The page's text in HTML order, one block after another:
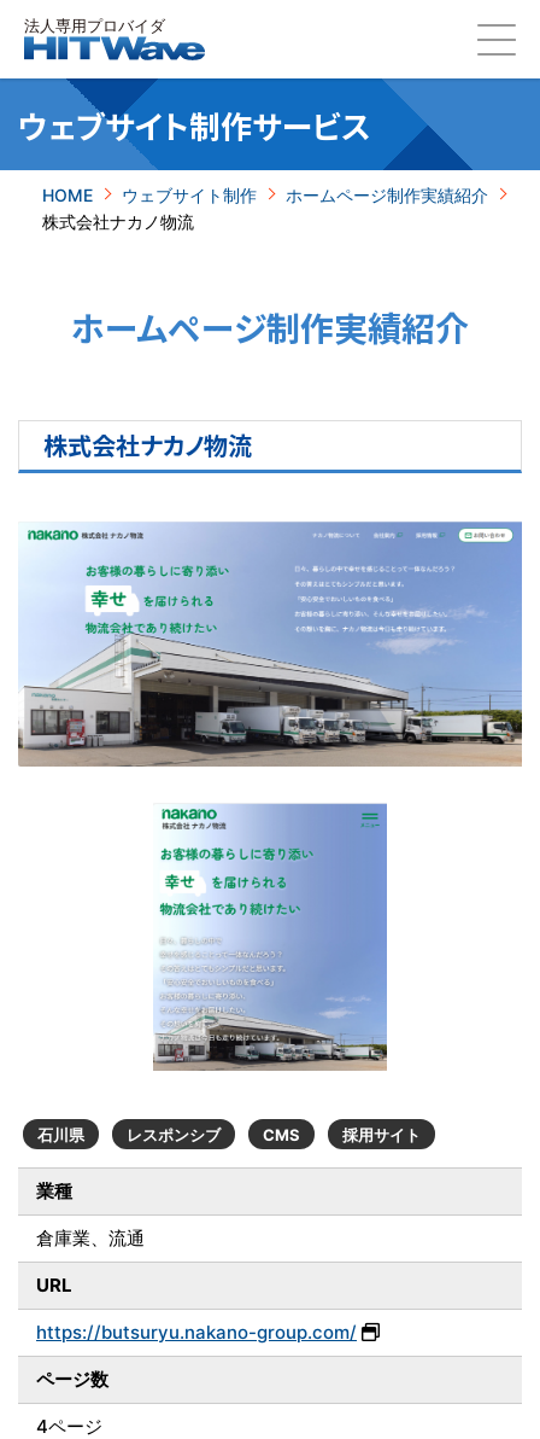
ウェブサイト制作サービス
HOME ウェブサイト制作
ホームページ制作実績紹介
株式会社ナカノ物流
ホームページ制作実績紹介
株式会社ナカノ物流
石川県 レスポンシブ CMS 採用サイト
業種
倉庫業、流通
URL
https://butsuryu.nakano-group.com/
ページ数
4ページ